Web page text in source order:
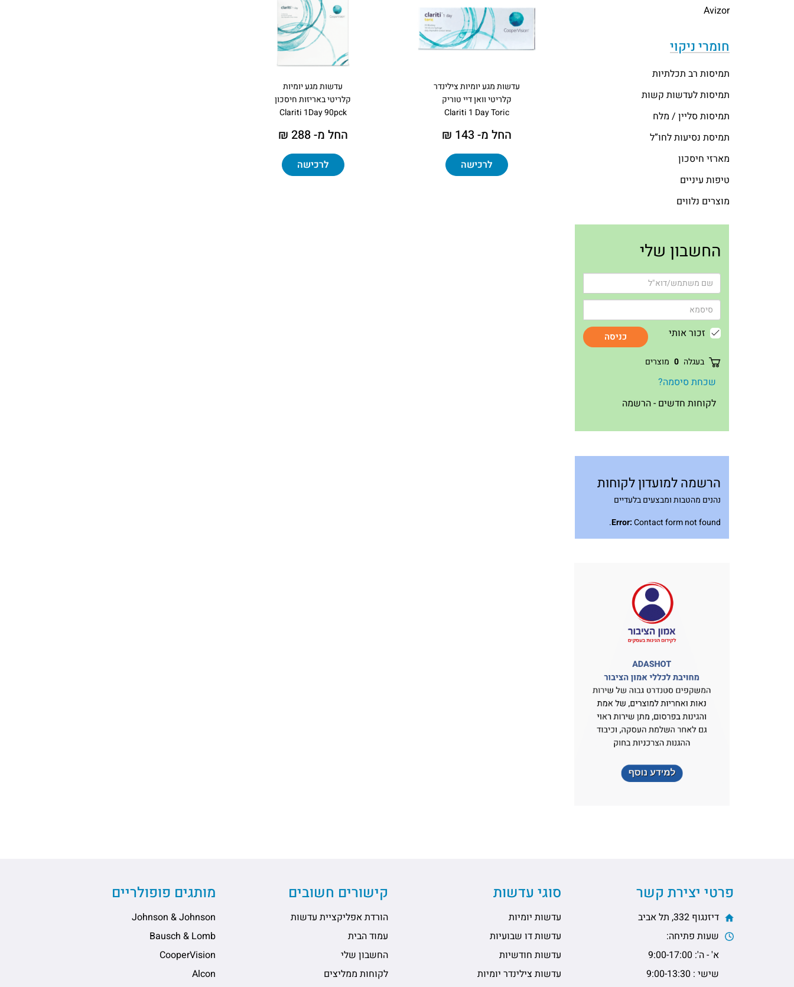
Avizor
חומרי ניקוי
תמיסות רב תכלתיות
תמיסות לעדשות קשות
תמיסות סליין / מלח
תמיסת נסיעות לחו”ל
מארזי חיסכון
טיפות עיניים
מוצרים נלווים
החשבון שלי
זכור אותי כניסה
בעגלה 0 מוצרים
שכחת סיסמה?
לקוחות חדשים - הרשמה
הרשמה למועדון לקוחות
נהנים מהטבות ומבצעים בלעדיים
Error:Contact form not found.
עדשות מגע יומיות צילינדר
קלריטי וואן דיי טוריק
Clariti 1 Day Toric
החל מ- 143 ₪
לרכישה
עדשות מגע יומיות
קלריטי באריזות חיסכון
Clariti 1Day 90pck
החל מ- 288 ₪
לרכישה
פרטי יצירת קשר
דיזנגוף 332, תל אביב
שעות פתיחה:
א' - ה': 9:00-17:00
שישי : 9:00-13:30
סוגי עדשות
עדשות יומיות
עדשות דו שבועיות
עדשות חודשיות
עדשות צילינדר יומיות
קישורים חשובים
הורדת אפליקציית עדשות
עמוד הבית
החשבון שלי
לקוחות ממליצים
מותגים פופולריים
Johnson & Johnson
Bausch & Lomb
CooperVision
Alcon